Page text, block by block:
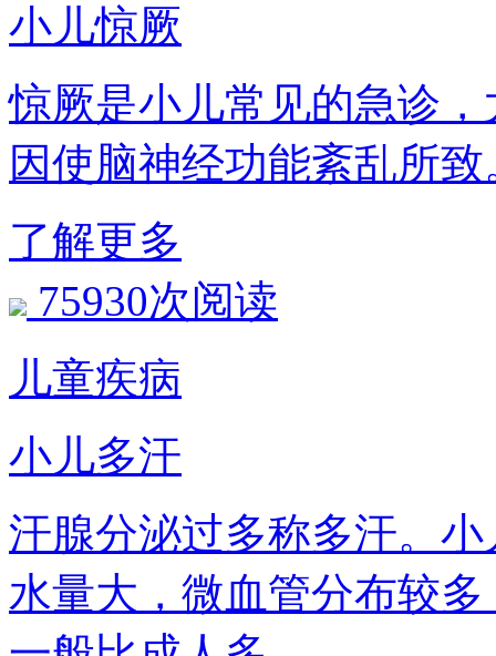
小儿惊厥
惊厥是小儿常见的急诊
因使脑神经功能紊乱所致
了解更多
75930次阅读
儿童疾病
小儿多汗
汗腺分泌过多称多汗。小
水量大，微血管分布较多